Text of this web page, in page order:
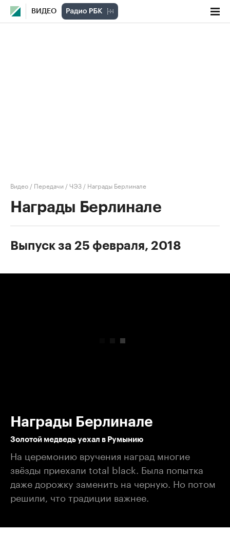
ВИДЕО
Видео / Передачи /ЧЭЗ / Награды Берлинале
Награды Берлинале
Выпуск за 25 февраля, 2018
Награды Берлинале
Золотой медведь уехал в Румынию
На церемонию вручения наград многие
звёзды приехали total black. Была попытка
даже дорожку заменить на черную. Но потом
решили, что традиции важнее.